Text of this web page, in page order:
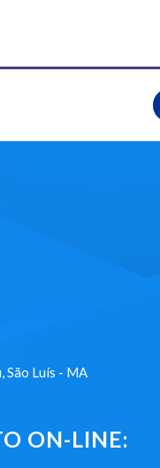
São Luís - MA
ON-LINE: